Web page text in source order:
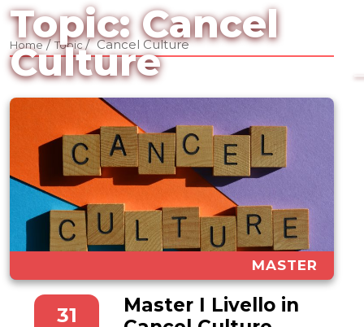
Topic: Cancel
Culture
Home/ Topic/ Cancel Culture
MASTER
31
Master I Livello in